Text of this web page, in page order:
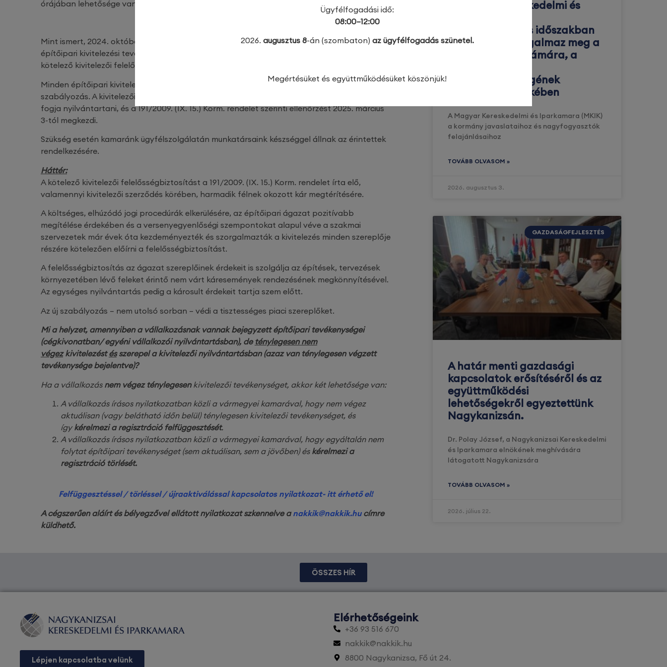
órájában lehetősége van, az alábbi oldalon keresztül:
Mint ismert, 2024. október 1-én életbelépett a módosított 191/2009. (IX.15.) Korm. rendelet az
építőipari kivitelezési tevékenységről, melynek 21/B. §-a rendelkezik a 2025. január 15-től
kötelező kivitelezői felelősségbiztosításról.
Minden építőipari kivitelező tevékenységet folytató vállalkozásra vonatkozik az új
szabályozás. A kivitelezői felelősségbiztosításokat a Magyar Kereskedelmi és Iparkamara
fogja nyilvántartani, és a 191/2009. (IX. 15.) Korm. rendelet szerinti ellenőrzést 2025. március
3-tól megkezdi.
Szükség esetén kamaránk ügyfélszolgálatán munkatársaink készséggel állnak az érintettek
rendelkezésére.
Háttér:
A kötelező kivitelezői felelősségbiztosítást a 191/2009. (IX. 15.) Korm. rendelet írta elő,
valamennyi kivitelezői szerződés körében, harmadik félnek okozott kár megtérítésére.
A költséges, elhúzódó jogi procedúrák elkerülésére, az építőipari ágazat pozitívabb
megítélése érdekében és a versenyegyenlőségi szempontokat alapul véve a szakmai
szervezetek már évek óta kezdeményezték és szorgalmazták a kivitelezés minden szereplője
részére kötelezően előírni a felelősségbiztosítást.
A felelősségbiztosítás az ágazat szereplőinek érdekeit is szolgálja az építések, tervezések
környezetében lévő feleket érintő nem várt káresemények rendezésének megkönnyítésével.
Az egységes nyilvántartás pedig a károsult érdekeit tartja szem előtt.
Az új szabályozás – nem utolsó sorban – védi a tisztességes piaci szereplőket.
Mi a helyzet, amennyiben a vállalkozásnak vannak bejegyzett építőipari tevékenységei
(cégkivonatban/ egyéni vállalkozói nyilvántartásban), de ténylegesen nem
végezkivitelezéstésszerepel a kivitelezői nyilvántartásban (azaz van ténylegesen végzett
tevékenysége bejelentve)?
Ha a vállalkozás nem végez ténylegesenkivitelezői tevékenységet, akkor két lehetősége van:
A vállalkozás írásos nyilatkozatban közli a vármegyei kamarával, hogy nem végez
aktuálisan (vagy belátható időn belül) ténylegesen kivitelezői tevékenységet, és
ígykérelmezi a regisztráció felfüggesztését.
A vállalkozás írásos nyilatkozatban közli a vármegyei kamarával, hogy egyáltalán nem
folytat építőipari tevékenységet (sem aktuálisan, sem a jövőben) és kérelmezi a
regisztráció törlését.
Felfüggesztéssel / törléssel / újraaktiválással kapcsolatos nyilatkozat- itt érhető el!
A cégszerűen aláírt és bélyegzővel ellátott nyilatkozat szkennelve anakkik@nakkik.hucímre
küldhető.
A Magyar Kereskedelmi és
energiaválságos időszakban
javaslatokat fogalmaz meg a
vállalkozások számára, a
működőképességének
megőrzése érdekében
A Magyar Kereskedelmi és Iparkamara (MKIK)
a kormány javaslataihoz és nagyfogyasztók
felajánlásaihoz
TOVÁBB OLVASOM »
2026. augusztus 3.
GAZDASÁGFEJLESZTÉS
A határ menti gazdasági
kapcsolatok erősítéséről és az
együttműködési
lehetőségekről egyeztettünk
Nagykanizsán.
Dr. Polay József, a Nagykanizsai Kereskedelmi
és Iparkamara elnökének meghívására
látogatott Nagykanizsára
TOVÁBB OLVASOM »
2026. július 22.
ÖSSZES HÍR
Lépjen kapcsolatba velünk
Elérhetőségeink
+36 93 516 670
nakkik@nakkik.hu
8800 Nagykanizsa, Fő út 24.
Ügyfélfogadási idő:
08:00–12:00
2026. augusztus 8-án (szombaton) az ügyfélfogadás szünetel.
Megértésüket és együttműködésüket köszönjük!